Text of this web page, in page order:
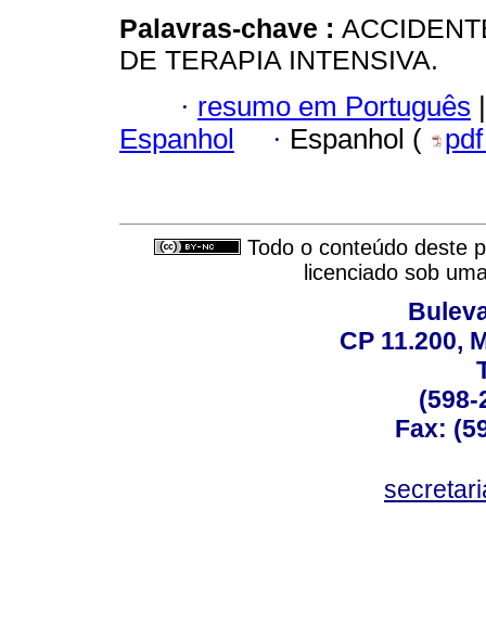
Palavras-chave :
DE TERAPIA INTENSIVA.
· resumo em Português |
Espanhol
· Espanhol (
Todo o conteúdo deste
licenciado sob
CP 11.200,
(598-
Fax: